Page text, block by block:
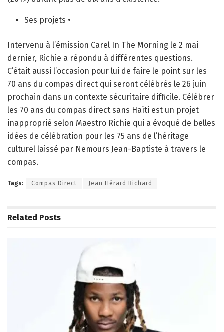
Ses projets •
Intervenu à l’émission Carel In The Morning le 2 mai
dernier, Richie a répondu à différentes questions.
C’était aussi l’occasion pour lui de faire le point sur les
70 ans du compas direct qui seront célébrés le 26 juin
prochain dans un contexte sécuritaire difficile. Célébrer
les 70 ans du compas direct sans Haïti est un projet
inapproprié selon Maestro Richie qui a évoqué de belles
idées de célébration pour les 75 ans de l’héritage
culturel laissé par Nemours Jean-Baptiste à travers le
compas.
Tags: Compas Direct Jean Hérard Richard
Related Posts